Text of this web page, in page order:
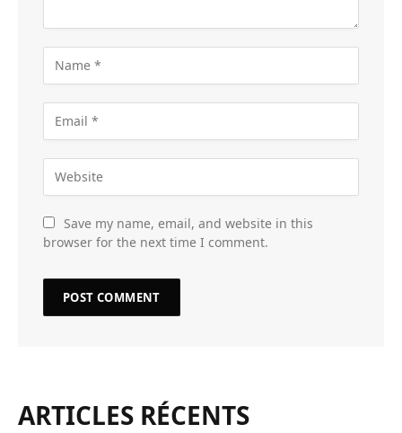
Save my name, email, and website in this
browser for the next time I comment.
ARTICLES RÉCENTS